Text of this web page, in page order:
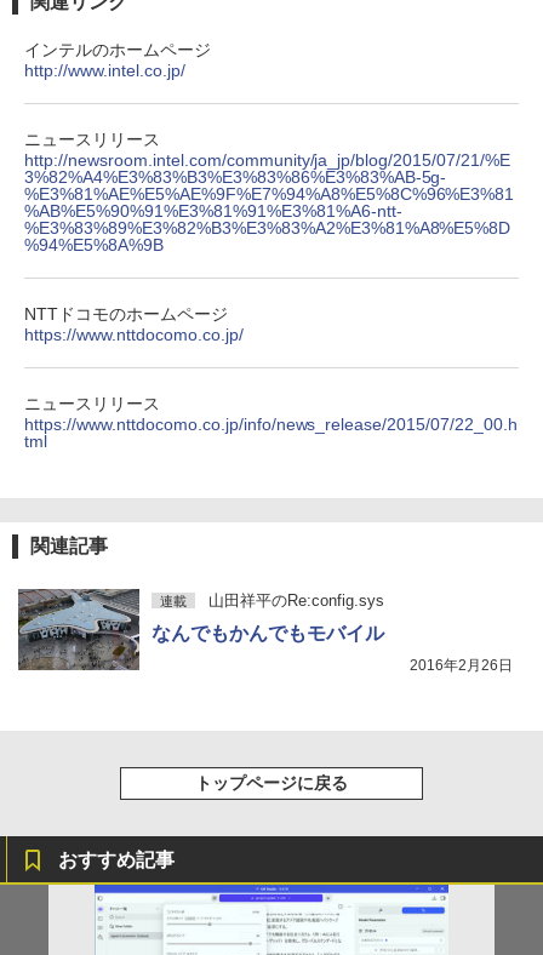
￥250
￥250
強炭酸水 ペットボトル 500ミリリットル (Sm
art Basic)
￥1,625
みきった日本の水 2L 8本 ラベルレス [ ケース
] [ 水 ] [ ペットボトル ] [ 箱買い ] [ ストック
￥572
￥810
インテルのホームページ
http://www.intel.co.jp/
ニュースリリース
http://newsroom.intel.com/community/ja_jp/blog/2015/07/21/%E
3%82%A4%E3%83%B3%E3%83%86%E3%83%AB-5g-
%E3%81%AE%E5%AE%9F%E7%94%A8%E5%8C%96%E3%81
%AB%E5%90%91%E3%81%91%E3%81%A6-ntt-
%E3%83%89%E3%82%B3%E3%83%A2%E3%81%A8%E5%8D
%94%E5%8A%9B
NTTドコモのホームページ
https://www.nttdocomo.co.jp/
ニュースリリース
https://www.nttdocomo.co.jp/info/news_release/2015/07/22_00.h
tml
関連記事
連載 山田祥平のRe:config.sys
なんでもかんでもモバイル
2016年2月26日
トップページに戻る
おすすめ記事